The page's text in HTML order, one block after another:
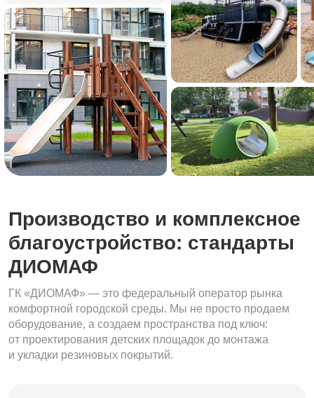
Производство и комплексное
благоустройство: стандарты
ДИОМАФ
ГК «ДИОМАФ» — это федеральный оператор рынка
комфортной городской среды. Мы не просто продаем
оборудование, а создаем пространства под ключ:
от проектирования детских площадок до монтажа
и укладки резиновых покрытий.